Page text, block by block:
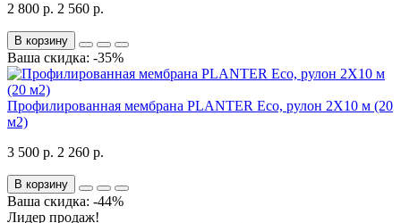
2 800 р. 2 560 р.
В корзину
Ваша скидка: -35%
Профилированная мембрана PLANTER Eco, рулон 2Х10 м (20
м2)
3 500 р. 2 260 р.
В корзину
Ваша скидка: -44%
Лидер продаж!